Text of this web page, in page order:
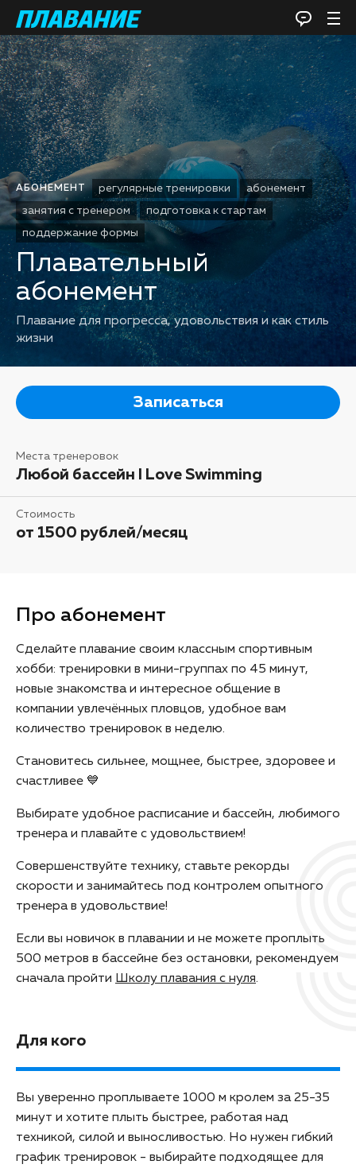
АБОНЕМЕНТ регулярные тренировки
абонемент
занятия с тренером
подготовка к стартам
поддержание формы
Плавательный
абонемент
Плавание для прогресса, удовольствия и как стиль
жизни
Записаться
Места тренеровок
Любой бассейн I Love Swimming
Стоимость
от 1500 рублей/месяц
Про абонемент
Сделайте плавание своим классным спортивным
хобби: тренировки в мини-группах по 45 минут,
новые знакомства и интересное общение в
компании увлечённых пловцов, удобное вам
количество тренировок в неделю.
Становитесь сильнее, мощнее, быстрее, здоровее и
счастливее 💙
Выбирате удобное расписание и бассейн, любимого
тренера и плавайте с удовольствием!
Совершенствуйте технику, ставьте рекорды
скорости и занимайтесь под контролем опытного
тренера в удовольствие!
Если вы новичок в плавании и не можете проплыть
500 метров в бассейне без остановки, рекомендуем
сначала пройти Школу плавания с нуля.
Для кого
Вы уверенно проплываете 1000 м кролем за 25-35
минут и хотите плыть быстрее, работая над
техникой, силой и выносливостью. Но нужен гибкий
график тренировок - выбирайте подходящее для